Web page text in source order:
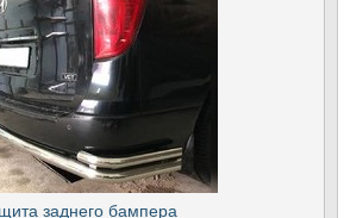
заднего бампера